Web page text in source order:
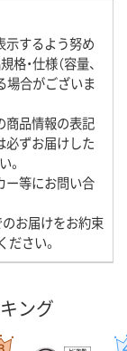
示するよう努め
・仕様（容量、
場合がございま
商品情報の表記
必ずお届けした
。
ー等にお問い合
のお届けをお約束
さい。
ング